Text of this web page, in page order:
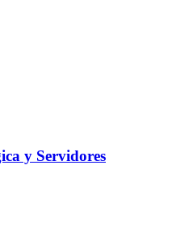
y Servidores